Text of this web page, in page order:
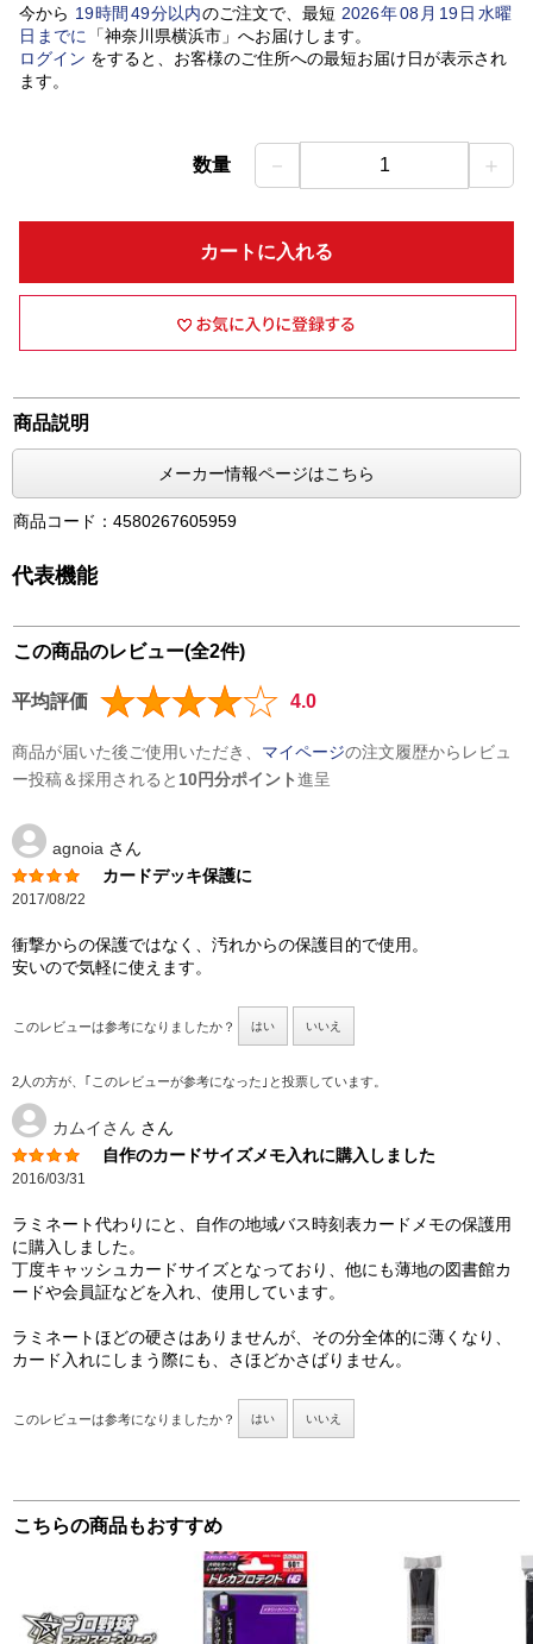
今から 19時間 49分以内のご注文で、最短 2026年08 月 19日水曜
日 までに 「神奈川県横浜市」 へお届けします。
ログイン をすると、お客様のご住所への最短お届け日が表示され
ます。
数量 － 1 ＋
カートに入れる
商品説明
メーカー情報ページはこちら
商品コード：4580267605959
代表機能
この商品のレビュー(全2件)
平均評価 4.0
商品が届いた後ご使用いただき、 マイページの注文履歴からレビュ
ー投稿＆採用されると 10円分ポイント進呈
agnoia さん
カードデッキ保護に
2017/08/22
衝撃からの保護ではなく、汚れからの保護目的で使用。
安いので気軽に使えます。
このレビューは参考になりましたか？ はい いいえ
2人の方が、｢このレビューが参考になった｣と投票しています。
カムイさん さん
自作のカードサイズメモ入れに購入しました
2016/03/31
ラミネート代わりにと、自作の地域バス時刻表カードメモの保護用
に購入しました。
丁度キャッシュカードサイズとなっており、他にも薄地の図書館カ
ードや会員証などを入れ、使用しています。
ラミネートほどの硬さはありませんが、その分全体的に薄くなり、
カード入れにしまう際にも、さほどかさばりません。
このレビューは参考になりましたか？ はい いいえ
こちらの商品もおすすめ